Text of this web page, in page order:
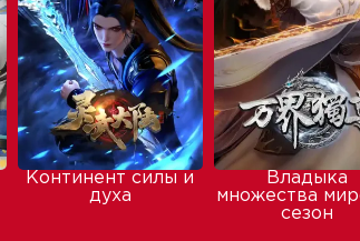
Континент силы и
духа
Владыка
множества
сезон